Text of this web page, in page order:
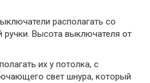
располагать со
ручки. Высота выключателя от
их у потолка, с
свет шнура, который